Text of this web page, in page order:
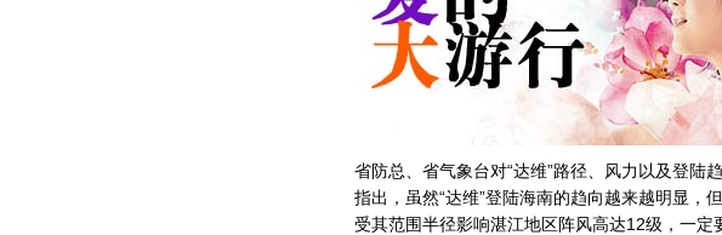
省防总、省气象台对“达维”路径、风力以及登陆
指出，虽然“达维”登陆海南的趋向越来越明显，
受其范围半径影响湛江地区阵风高达12级，一